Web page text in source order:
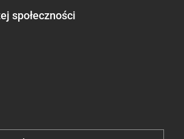
społeczności